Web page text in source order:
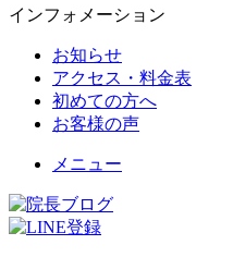
インフォメーション
お知らせ
アクセス・料金表
初めての方へ
お客様の声
メニュー